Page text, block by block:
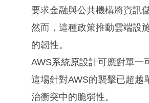
要求金融與公共機構將資訊
然而，這種政策推動雲端設
的韌性。
AWS系統原設計可應對單一
這場針對AWS的襲擊已超越
治衝突中的脆弱性。